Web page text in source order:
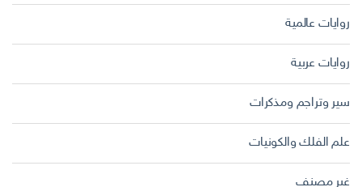
روايات عالمية
روايات عربية
سير وتراجم ومذكرات
علم الفلك والكونيات
غير مصنف